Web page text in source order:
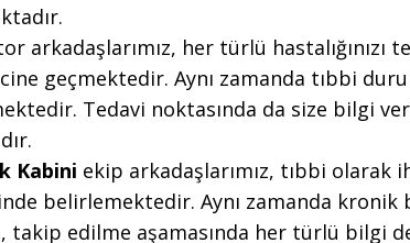
arkadaşlarımız, her türlü hastalığınızı
geçmektedir. Aynı zamanda tıbbi
Tedavi noktasında da size bilgi
Kabini ekip arkadaşlarımız, tıbbi olarak
belirlemektedir. Aynı zamanda kronik
takip edilme aşamasında her türlü bilgi